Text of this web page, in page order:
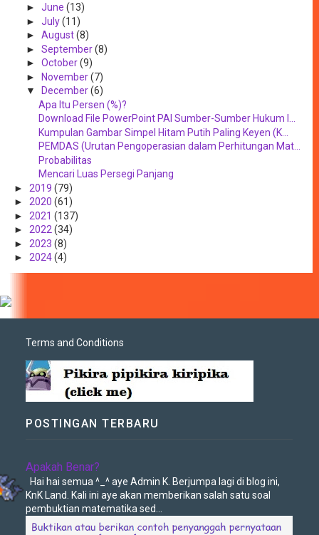
► June (13)
► July(11)
► August(8)
► September(8)
► October(9)
►
November(7)
▼
December(6)
Apa Itu Persen (%)?
Download File PowerPoint PAI Sumber-Sumber Hukum I...
Kumpulan Gambar Simpel Hitam Putih Paling Keyen (K...
PEMDAS (Urutan Pengoperasian dalam Perhitungan Mat...
Probabilitas
Mencari Luas Persegi Panjang
► 2019 (79)
► 2020 (61)
► 2021 (137)
► 2022(34)
► 2023 (8)
► 2024(4)
Terms and Conditions
POSTINGAN TERBARU
Apakah Benar?
Hai hai semua ^_^ aye Admin K. Berjumpa lagi di blog ini,
KnK Land. Kali ini aye akan memberikan salah satu soal
pembuktian matematika sed...